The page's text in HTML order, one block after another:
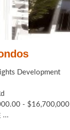
Development
- $16,700,000
...